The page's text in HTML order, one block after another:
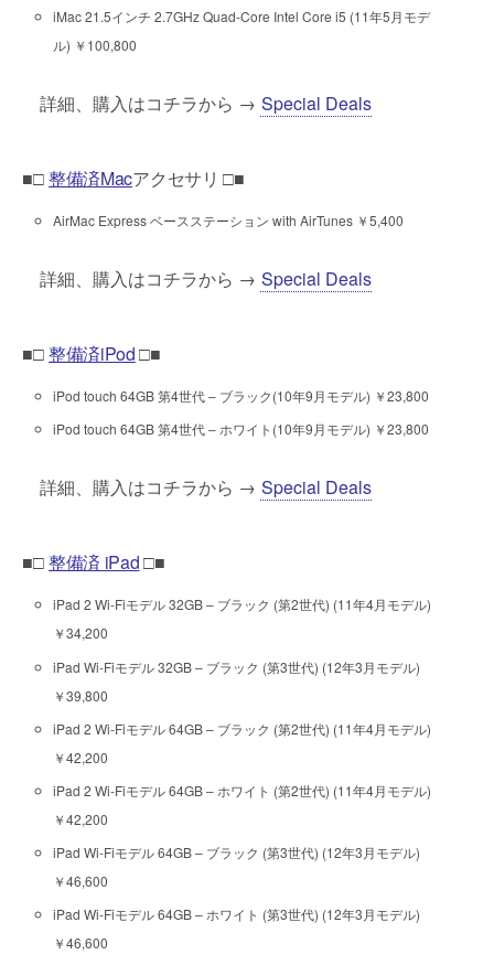
iMac 21.5インチ 2.7GHz Quad-Core Intel Core i5 (11年5月モデ
ル) ￥100,800
詳細、購入はコチラから → Special Deals
■□整備済Macアクセサリ □■
AirMac Express ベースステーション with AirTunes ￥5,400
詳細、購入はコチラから → Special Deals
■□整備済iPod□■
iPod touch 64GB 第4世代 – ブラック(10年9月モデル) ￥23,800
iPod touch 64GB 第4世代 – ホワイト(10年9月モデル) ￥23,800
詳細、購入はコチラから → Special Deals
■□整備済 iPad□■
iPad 2 Wi-Fiモデル 32GB – ブラック (第2世代) (11年4月モデル)
￥34,200
iPad Wi-Fiモデル 32GB – ブラック (第3世代) (12年3月モデル)
￥39,800
iPad 2 Wi-Fiモデル 64GB – ブラック (第2世代) (11年4月モデル)
￥42,200
iPad 2 Wi-Fiモデル 64GB – ホワイト (第2世代) (11年4月モデル)
￥42,200
iPad Wi-Fiモデル 64GB – ブラック (第3世代) (12年3月モデル)
￥46,600
iPad Wi-Fiモデル 64GB – ホワイト (第3世代) (12年3月モデル)
￥46,600